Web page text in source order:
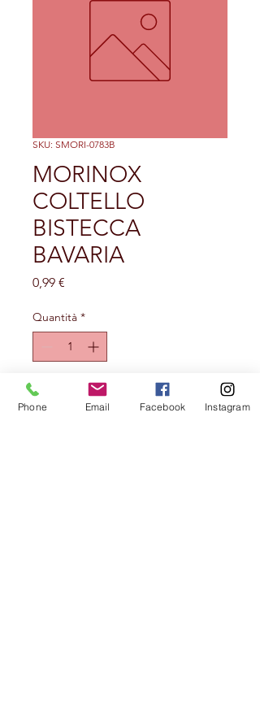
SKU: SMORI-0783B
MORINOX
COLTELLO
BISTECCA
BAVARIA
0,99 €
Quantità *
Aggiungi al carrello
Phone Email Facebook Instagram